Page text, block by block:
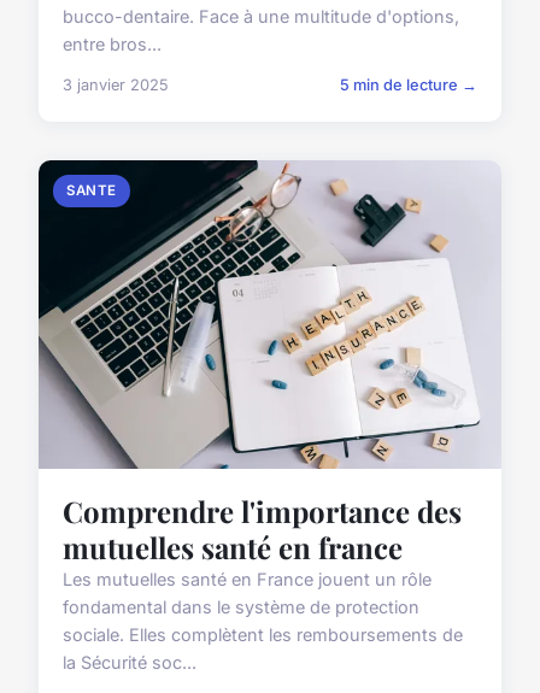
bucco-dentaire. Face à une multitude d'options,
entre bros...
3 janvier 2025 5 min de lecture →
SANTE
Comprendre l'importance des
mutuelles santé en france
Les mutuelles santé en France jouent un rôle
fondamental dans le système de protection
sociale. Elles complètent les remboursements de
la Sécurité soc...